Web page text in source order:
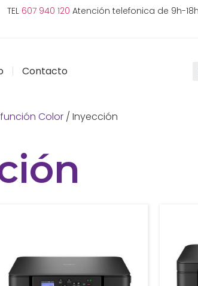
TEL 607 940 120 Atención telefonica de 9h-18h
Contacto
Color / Inyección